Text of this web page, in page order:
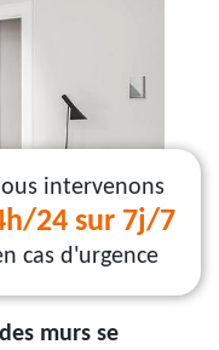
intervenons
24 sur 7j/7
cas d'urgence
murs se